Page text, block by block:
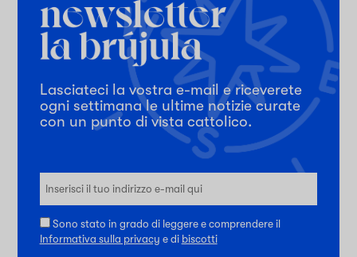
Lasciateci la vostra e-mail e riceverete
ogni settimana le ultime notizie curate
con un punto di vista cattolico.
Sono stato in grado di leggere e comprendere il
Informativa sulla privacy e di biscotti